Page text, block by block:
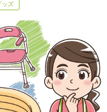
ッズ